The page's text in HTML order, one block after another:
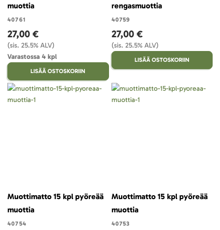
muottia
40761
27,00 €
(sis. 25.5% ALV)
Varastossa 4 kpl
LISÄÄ OSTOSKORIIN
rengasmuottia
40759
27,00 €
(sis. 25.5% ALV)
LISÄÄ OSTOSKORIIN
Muottimatto 15 kpl pyöreää
muottia
40754
Muottimatto 15 kpl pyöreää
muottia
40753